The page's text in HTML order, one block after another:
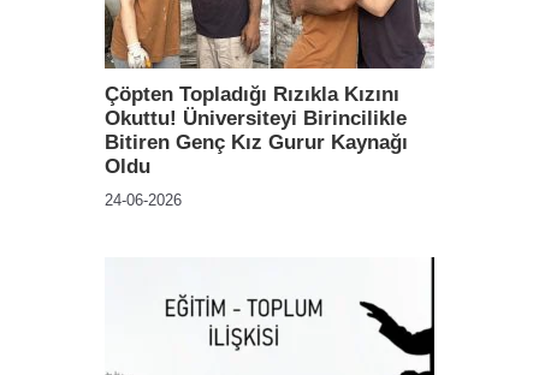
Çöpten Topladığı Rızıkla Kızını
Okuttu! Üniversiteyi Birincilikle
Bitiren Genç Kız Gurur Kaynağı
Oldu
24-06-2026